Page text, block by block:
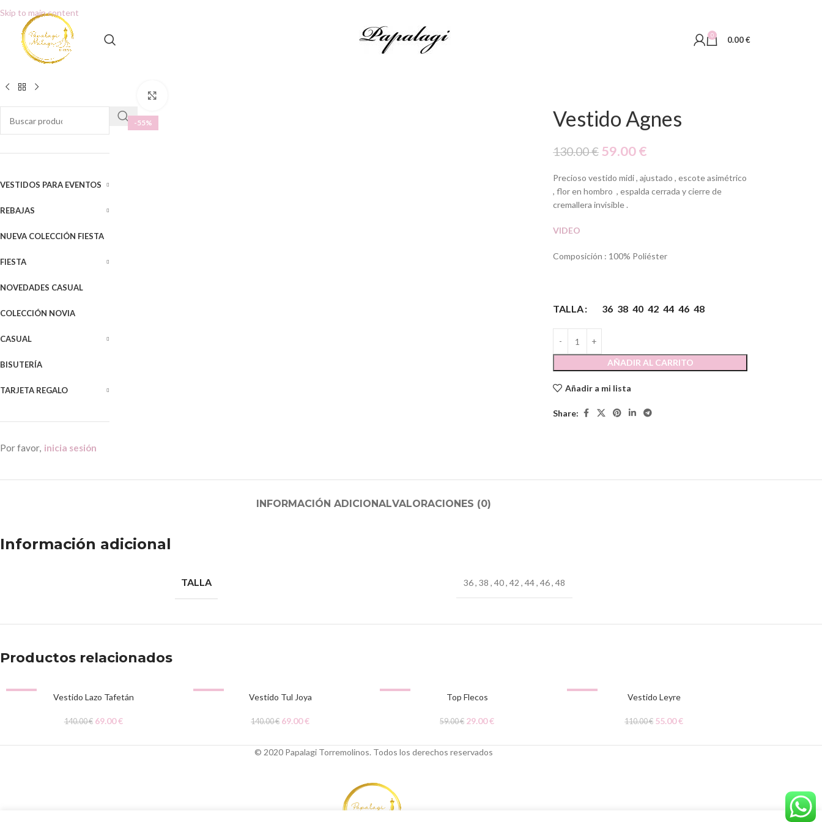
Skip to main content
0 0.00€
VESTIDOS PARA EVENTOS
REBAJAS
NUEVA COLECCIÓN FIESTA
FIESTA
NOVEDADES CASUAL
COLECCIÓN NOVIA
CASUAL
BISUTERÍA
TARJETA REGALO
Por favor, inicia sesión
-55% Vestido Agnes
130.00€ 59.00€
Precioso vestido midi , ajustado , escote asimétrico
, flor en hombro , espalda cerrada y cierre de
cremallera invisible .
VIDEO
Composición : 100% Poliéster
TALLA 36 38 40 42 44 46 48
AÑADIR AL CARRITO
Añadir a mi lista
Share:
INFORMACIÓN ADICIONALVALORACIONES (0)
Información adicional
TALLA 36, 38 , 40, 42 , 44, 46, 48
Productos relacionados
Vestido Lazo Tafetán
140.00€ 69.00€
Vestido Tul Joya
140.00€ 69.00€
Top Flecos
59.00€ 29.00€
Vestido Leyre
110.00€ 55.00€
© 2020 Papalagi Torremolinos. Todos los derechos reservados